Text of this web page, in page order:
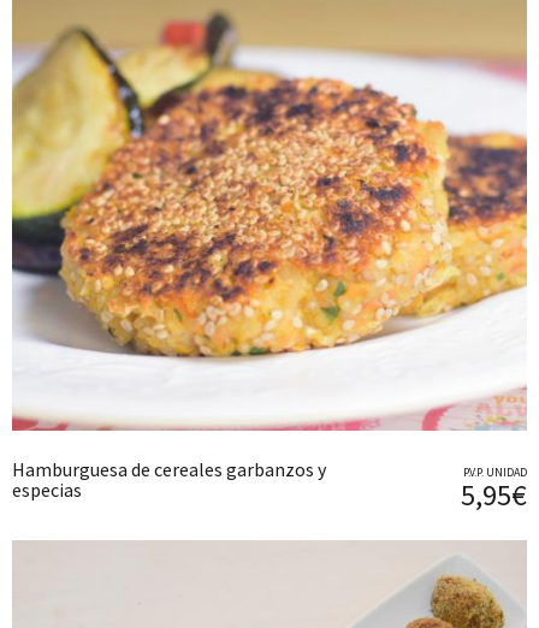
Hamburguesa de cereales garbanzos y
especias
P.V.P. UNIDAD
5,95€